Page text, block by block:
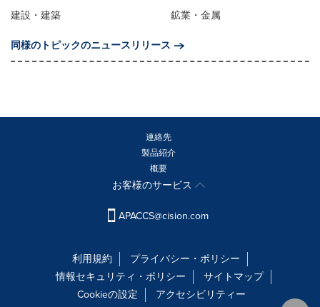
建設・建築
鉱業・金属
同様のトピックのニュースリリース
連絡先
製品紹介
概要
お客様のサービス
APACCS@cision.com
利用規約
プライバシー・ポリシー
情報セキュリティ・ポリシー
サイトマップ
Cookieの設定
アクセシビリティー